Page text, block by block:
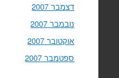
דצמבר 2007
נובמבר 2007
אוקטובר 2007
ספטמבר 2007